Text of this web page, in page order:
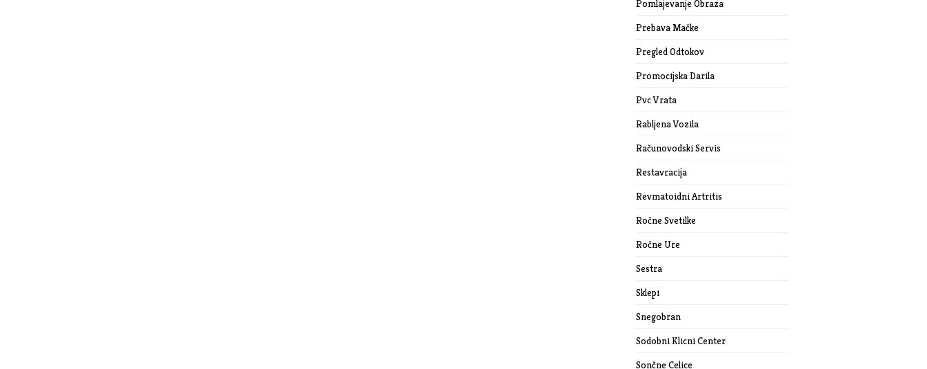
Pomlajevanje Obraza
Prebava Mačke
Pregled Odtokov
Promocijska Darila
Pvc Vrata
Rabljena Vozila
Računovodski Servis
Restavracija
Revmatoidni Artritis
Ročne Svetilke
Ročne Ure
Sestra
Sklepi
Snegobran
Sodobni Klicni Center
Sončne Celice